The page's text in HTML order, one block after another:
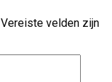
Vereiste velden zijn